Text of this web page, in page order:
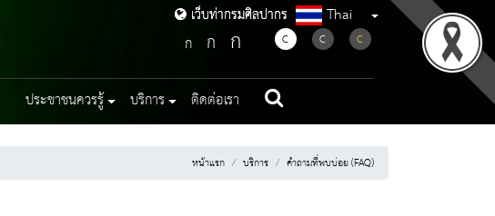
เว็บท่ากรมศิลปากร
เว็บท่ากรมศิลปากร Thai
ก ก ก C C C
ประชาชนควรรู้ บริการ ติดต่อเรา
หน้าแรก บริการ คำถามที่พบบ่อย (FAQ)